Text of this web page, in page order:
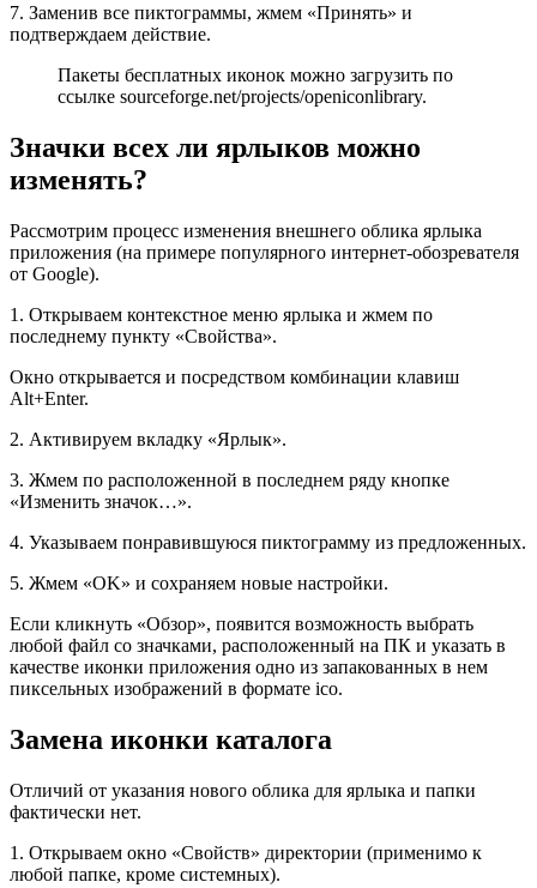
7. Заменив все пиктограммы, жмем «Принять» и
подтверждаем действие.
Пакеты бесплатных иконок можно загрузить по
ссылке sourceforge.net/projects/openiconlibrary.
Значки всех ли ярлыков можно
изменять?
Рассмотрим процесс изменения внешнего облика ярлыка
приложения (на примере популярного интернет-обозревателя
от Google).
1. Открываем контекстное меню ярлыка и жмем по
последнему пункту «Свойства».
Окно открывается и посредством комбинации клавиш
Alt+Enter.
2. Активируем вкладку «Ярлык».
3. Жмем по расположенной в последнем ряду кнопке
«Изменить значок…».
4. Указываем понравившуюся пиктограмму из предложенных.
5. Жмем «OK» и сохраняем новые настройки.
Если кликнуть «Обзор», появится возможность выбрать
любой файл со значками, расположенный на ПК и указать в
качестве иконки приложения одно из запакованных в нем
пиксельных изображений в формате ico.
Замена иконки каталога
Отличий от указания нового облика для ярлыка и папки
фактически нет.
1. Открываем окно «Свойств» директории (применимо к
любой папке, кроме системных).